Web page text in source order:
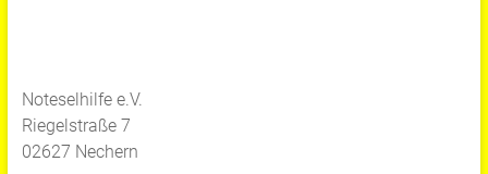
Noteselhilfe e.V.
Riegelstraße 7
02627 Nechern